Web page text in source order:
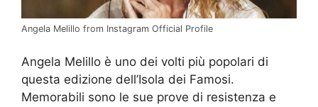
Angela Melillo from Instagram Official Profile
Angela Melillo è uno dei volti più popolari di
questa edizione dell’Isola dei Famosi.
Memorabili sono le sue prove di resistenza e